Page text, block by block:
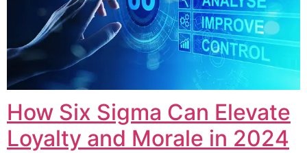
How Six Sigma Can Elevate
Loyalty and Morale in 2024